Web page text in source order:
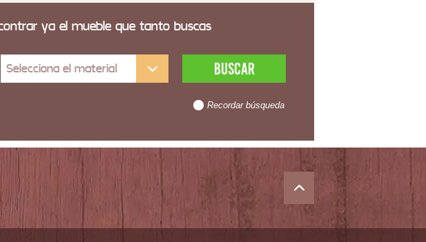
ya el mueble que tanto buscas
Selecciona el material
Recordar búsqueda